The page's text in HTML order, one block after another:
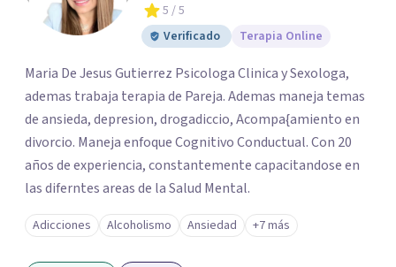
5 / 5
Verificado
Terapia Online
Maria De Jesus Gutierrez Psicologa Clinica y Sexologa,
ademas trabaja terapia de Pareja. Ademas maneja temas
de ansieda, depresion, drogadiccio, Acompa{amiento en
divorcio. Maneja enfoque Cognitivo Conductual. Con 20
años de experiencia, constantemente capacitandose en
las diferntes areas de la Salud Mental.
Adicciones Alcoholismo Ansiedad +7 más